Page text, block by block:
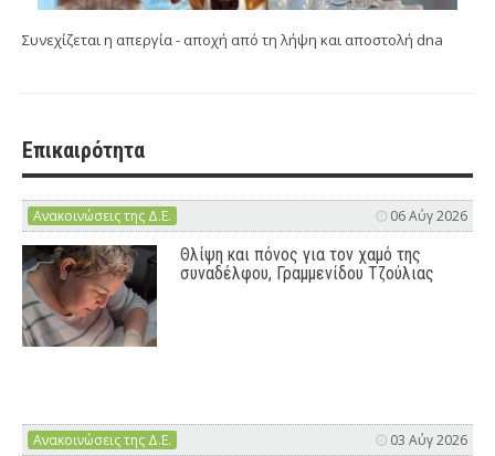
Συνεχίζεται η απεργία - αποχή από τη λήψη και αποστολή dna
Επικαιρότητα
Ανακοινώσεις της Δ.Ε. 06 Αύγ 2026
Θλίψη και πόνος για τον χαμό της
συναδέλφου, Γραμμενίδου Τζούλιας
Ανακοινώσεις της Δ.Ε. 03 Αύγ 2026